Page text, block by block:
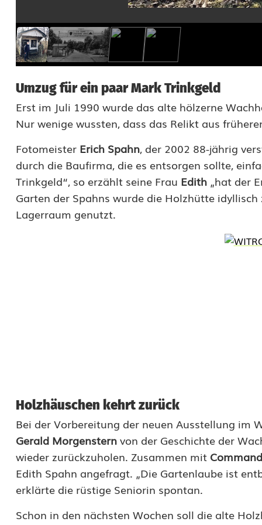
Umzug für ein paar Mark Trinkgeld
Erst im Juli 1990 wurde das alte hölzerne
Nur wenige wussten, dass das Relikt aus
Fotomeister Erich Spahn, der 2002 88-jährig
durch die Baufirma, die es entsorgen sollte,
Trinkgeld“, so erzählt seine Frau Edith „hat der
Garten der Spahns wurde die Holzhütte
Lagerraum genutzt.
Holzhäuschen kehrt zurück
Bei der Vorbereitung der neuen Ausstellung im
Gerald Morgensternvon der Geschichte der
wieder zurückzuholen. Zusammen mit
Edith Spahn angefragt. „Die Gartenlaube ist
erklärte die rüstige Seniorin spontan.
Schon in den nächsten Wochen soll die alte